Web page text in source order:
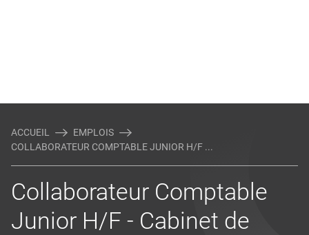
ACCUEIL
EMPLOIS
COLLABORATEUR COMPTABLE JUNIOR H/F ...
Collaborateur Comptable
Junior H/F - Cabinet de